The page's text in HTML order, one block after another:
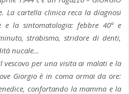
La cartella clinica reca la diagnosi
e la sintomatologia: febbre 40° e
strabismo, stridore di denti,
nucale…
vescovo per una visita ai malati e la
Giorgio è in coma ormai da ore:
confortando la mamma e la